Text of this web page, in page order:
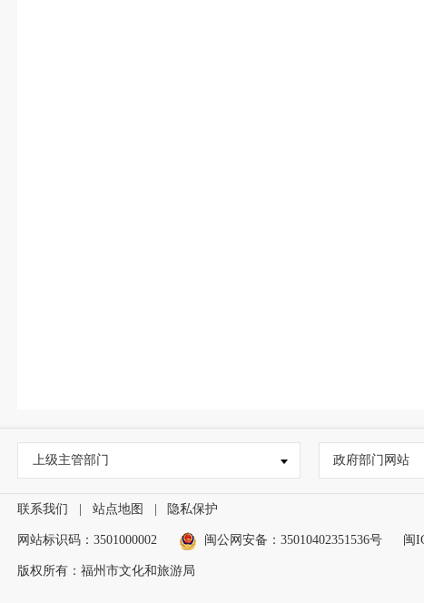
上级主管部门 政府部门网站
联系我们 | 站点地图 | 隐私保护
网站标识码：3501000002 闽公网安备：35010402351536号 闽
版权所有：福州市文化和旅游局